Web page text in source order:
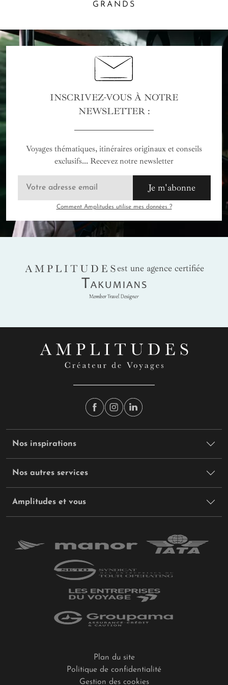
que le chauffeur enclenche le compteur. Vous éviterez ainsi
également possible de demander une prise en charge
directement à votre hôtel.
du Développement international. Celui-ci vous permet de
votre séjour, si la situation l'exige, vous recevrez par e-mail
ou SMS des informations et des consignes de sécurité. De
plus, la personne désignée comme étant votre contact sera
également alertée si nécessaire.
GRANDS
INSCRIVEZ-VOUS À NOTRE
NEWSLETTER :
Voyages thématiques, itinéraires originaux et conseils
exclusifs... Recevez notre newsletter
Je m'abonne
Comment Amplitudes utilise mes données ?
AMPLITUDES
est une agence certifiée
Takumians
Nos inspirations
Nos autres services
Amplitudes et vous
Plan du site
Politique de confidentialité
Gestion des cookies